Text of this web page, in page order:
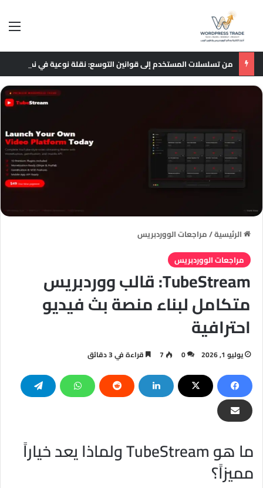
الرئيسية/مراجعات الووردبريس
مراجعات الووردبريس
TubeStream: قالب ووردبريس
متكامل لبناء منصة بث فيديو
احترافية
يوليو 1, 2026 0
7 قراءة في 3 دقائق
ما هو TubeStream ولماذا يعد خياراً
مميزاً؟